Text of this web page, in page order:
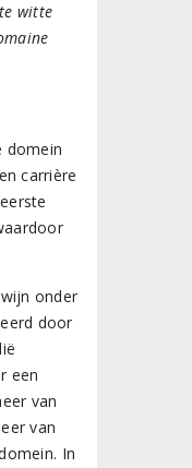
witte
domein
carrière
onder
door
een
van
van
In